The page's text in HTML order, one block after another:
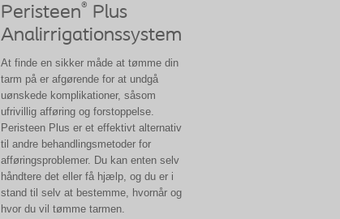
Peristeen® Plus
Analirrigationssystem
At finde en sikker måde at tømme din
tarm på er afgørende for at undgå
uønskede komplikationer, såsom
ufrivillig afføring og forstoppelse.
Peristeen Plus er et effektivt alternativ
til andre behandlingsmetoder for
afføringsproblemer. Du kan enten selv
håndtere det eller få hjælp, og du er i
stand til selv at bestemme, hvornår og
hvor du vil tømme tarmen.